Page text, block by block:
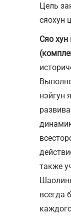
Цель
сяохун
Сяо
нэйгун
также
всегда